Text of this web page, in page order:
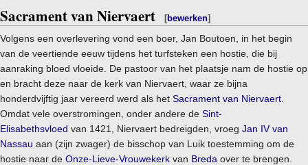
Sacrament van Niervaert [bewerken]
Volgens een overlevering vond een boer, Jan Boutoen, in het begin
van de veertiende eeuw tijdens het turfsteken een hostie, die bij
aanraking bloed vloeide. De pastoor van het plaatsje nam de hostie op
en bracht deze naar de kerk van Niervaert, waar ze bijna
honderdvijftig jaar vereerd werd als het Sacrament van Niervaert
Omdat vele overstromingen, onder andere de Sint-
Elisabethsvloed van 1421, Niervaert bedreigden, vroeg Jan IV van
Nassau aan (zijn zwager) de bisschop van Luik toestemming om de
hostie naar de Onze-Lieve-Vrouwekerk van Breda over te brengen.